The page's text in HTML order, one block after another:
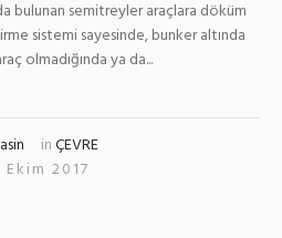
bulunan semitreyler araçlara döküm
sistemi sayesinde, bunker altında
olmadığında ya da...
inÇEVRE
2017